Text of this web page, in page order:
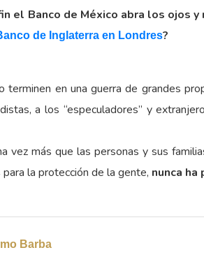
el Banco de México abra los ojos
de Inglaterra en Londres?
terminen en una guerra de grandes
a los “especuladores” y
vez más que las personas y sus
la protección de la gente, nunca ha
Barba